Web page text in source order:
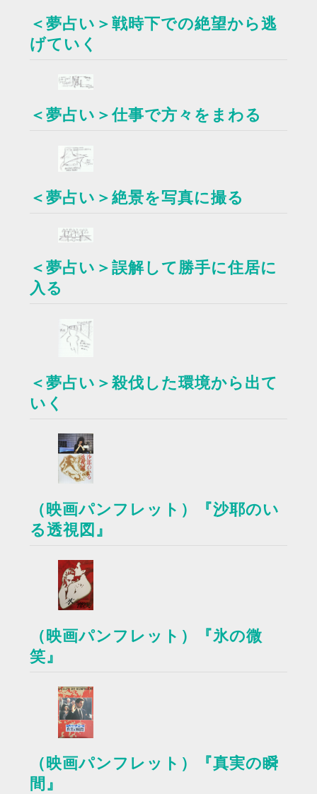
＜夢占い＞戦時下での絶望から逃
げていく
＜夢占い＞仕事で方々をまわる
＜夢占い＞絶景を写真に撮る
＜夢占い＞誤解して勝手に住居に
入る
＜夢占い＞殺伐した環境から出て
いく
（映画パンフレット）『沙耶のい
る透視図』
（映画パンフレット）『氷の微
笑』
（映画パンフレット）『真実の瞬
間』